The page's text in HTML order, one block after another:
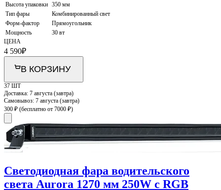
Высота упаковки 350 мм
Тип фары
Комбинированный свет
Форм-фактор
Прямоугольник
Мощность
30 вт
ЦЕНА
4 590₽
В КОРЗИНУ
37 ШТ
Доставка: 7 августа (завтра)
Самовывоз: 7 августа (завтра)
300 ₽ (бесплатно от 7000 ₽)
Светодиодная фара водительского
света Aurora 1270 мм 250W с RGB